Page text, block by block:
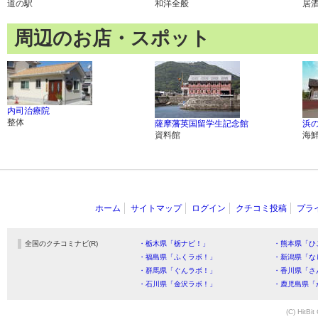
道の駅
和洋全般
居
周辺のお店・スポット
内司治療院
整体
薩摩藩英国留学生記念館
資料館
浜
海
ホーム サイトマップ ログイン クチコミ投稿 プラ
全国のクチコミナビ(R) ・栃木県「栃ナビ！」
・熊本県「
・福島県「ふくラボ！」
・新潟県「
・群馬県「ぐんラボ！」
・香川県「
・石川県「金沢ラボ！」
・鹿児島県
(C) HitBit